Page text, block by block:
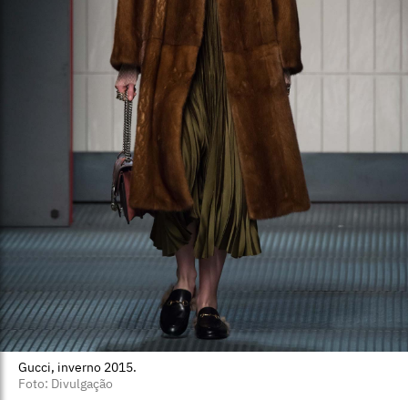
Gucci, inverno 2015.
Foto: Divulgação